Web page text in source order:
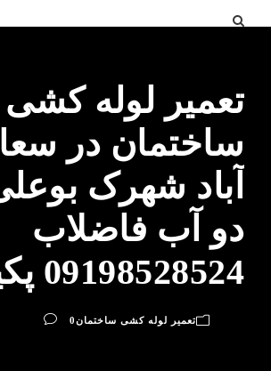
تعمیر لوله کشی
ساختمان در
دو آب فاضلاب
09198528524 پکیج
تعمیر لوله کشی ساختمان0